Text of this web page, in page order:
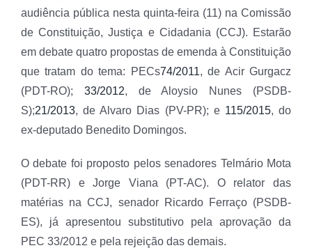
audiência pública nesta quinta-feira (11) na Comissão
de Constituição, Justiça e Cidadania (CCJ). Estarão
em debate quatro propostas de emenda à Constituição
que tratam do tema: PECs74/2011, de Acir Gurgacz
(PDT-RO); 33/2012, de Aloysio Nunes (PSDB-
S);21/2013, de Alvaro Dias (PV-PR); e 115/2015, do
ex-deputado Benedito Domingos.
O debate foi proposto pelos senadores Telmário Mota
(PDT-RR) e Jorge Viana (PT-AC). O relator das
matérias na CCJ, senador Ricardo Ferraço (PSDB-
ES), já apresentou substitutivo pela aprovação da
PEC 33/2012 e pela rejeição das demais.